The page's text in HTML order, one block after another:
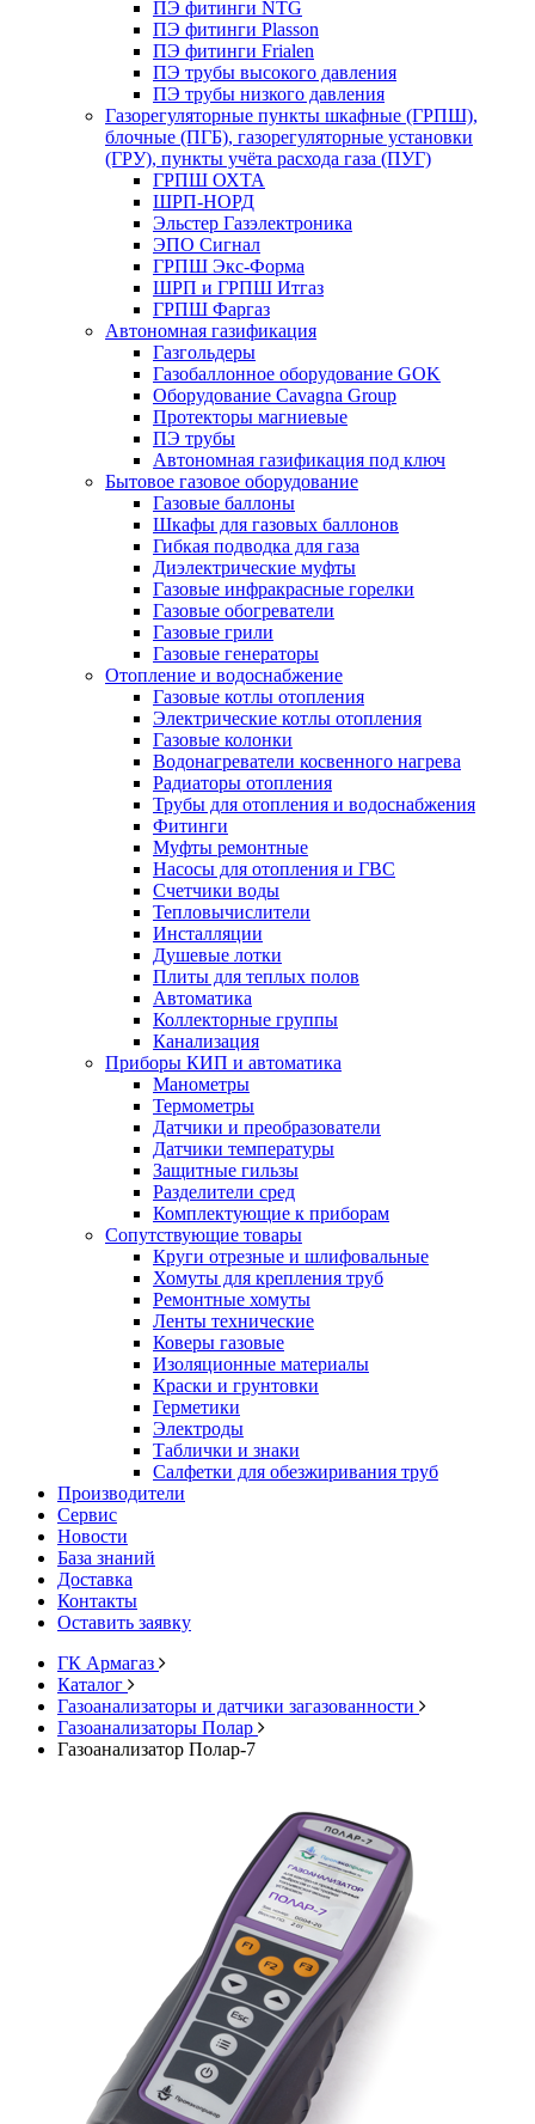
ПЭ фитинги NTG
ПЭ фитинги Plasson
ПЭ фитинги Frialen
ПЭ трубы высокого давления
ПЭ трубы низкого давления
Газорегуляторные пункты шкафные (ГРПШ),
блочные (ПГБ), газорегуляторные установки
(ГРУ), пункты учёта расхода газа (ПУГ)
ГРПШ ОХТА
ШРП-НОРД
Эльстер Газэлектроника
ЭПО Сигнал
ГРПШ Экс-Форма
ШРП и ГРПШ Итгаз
ГРПШ Фаргаз
Автономная газификация
Газгольдеры
Газобаллонное оборудование GOK
Оборудование Cavagna Group
Протекторы магниевые
ПЭ трубы
Автономная газификация под ключ
Бытовое газовое оборудование
Газовые баллоны
Шкафы для газовых баллонов
Гибкая подводка для газа
Диэлектрические муфты
Газовые инфракрасные горелки
Газовые обогреватели
Газовые грили
Газовые генераторы
Отопление и водоснабжение
Газовые котлы отопления
Электрические котлы отопления
Газовые колонки
Водонагреватели косвенного нагрева
Радиаторы отопления
Трубы для отопления и водоснабжения
Фитинги
Муфты ремонтные
Насосы для отопления и ГВС
Счетчики воды
Тепловычислители
Инсталляции
Душевые лотки
Плиты для теплых полов
Автоматика
Коллекторные группы
Канализация
Приборы КИП и автоматика
Манометры
Термометры
Датчики и преобразователи
Датчики температуры
Защитные гильзы
Разделители сред
Комплектующие к приборам
Сопутствующие товары
Круги отрезные и шлифовальные
Хомуты для крепления труб
Ремонтные хомуты
Ленты технические
Коверы газовые
Изоляционные материалы
Краски и грунтовки
Герметики
Электроды
Таблички и знаки
Салфетки для обезжиривания труб
Производители
Сервис
Новости
База знаний
Доставка
Контакты
Оставить заявку
ГК Армагаз
Каталог
Газоанализаторы и датчики загазованности
Газоанализаторы Полар
Газоанализатор Полар-7